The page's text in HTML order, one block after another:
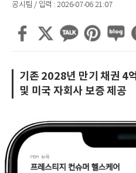
공시팀 / 입력 : 2026-07-06 21:07
기존 2028년 만기 채권 4
및 미국 자회사 보증 제공